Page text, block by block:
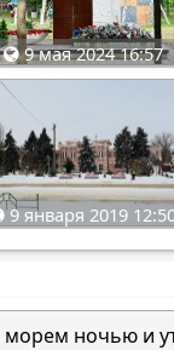
9 мая 2024 16:57
9 января 2019
ночью и